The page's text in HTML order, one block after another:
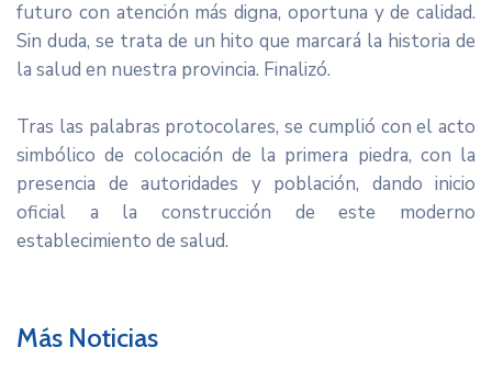
futuro con atención más digna, oportuna y de calidad.
Sin duda, se trata de un hito que marcará la historia de
la salud en nuestra provincia. Finalizó.
Tras las palabras protocolares, se cumplió con el acto
simbólico de colocación de la primera piedra, con la
presencia de autoridades y población, dando inicio
oficial a la construcción de este moderno
establecimiento de salud.
Más Noticias